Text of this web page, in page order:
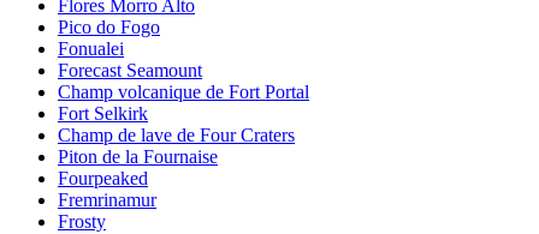
Flores Morro Alto
Pico do Fogo
Fonualei
Forecast Seamount
Champ volcanique de Fort Portal
Fort Selkirk
Champ de lave de Four Craters
Piton de la Fournaise
Fourpeaked
Fremrinamur
Frosty